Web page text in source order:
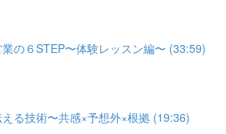
の６STEP〜体験レッスン編〜 (33:59)
る技術〜共感×予想外×根拠 (19:36)